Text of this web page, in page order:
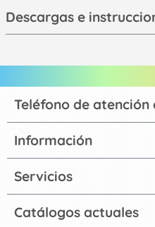
Descargas e
Catálogos actuales
Teléfono de atención
Información
Servicios